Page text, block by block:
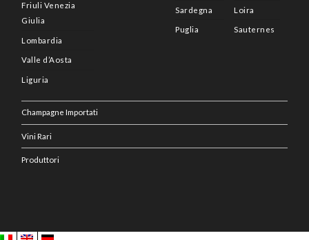
Friuli Venezia
Giulia
Lombardia
Valle d’Aosta
Liguria
Sardegna
Puglia
Loira
Sauternes
Champagne Importati
Vini Rari
Produttori